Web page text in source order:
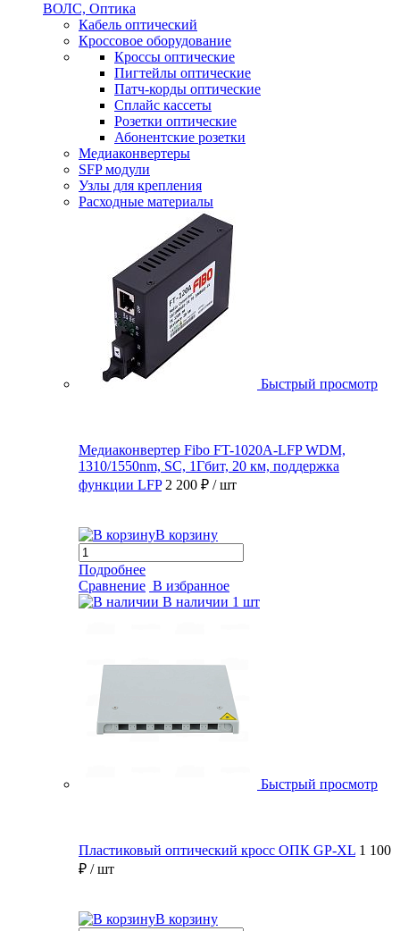
ВОЛС, Оптика
Кабель оптический
Кроссовое оборудование
Кроссы оптические
Пигтейлы оптические
Патч-корды оптические
Сплайс кассеты
Розетки оптические
Абонентские розетки
Медиаконвертеры
SFP модули
Узлы для крепления
Расходные материалы
Быстрый просмотр
Медиаконвертер Fibo FT-1020A-LFP WDM,
1310/1550nm, SC, 1Гбит, 20 км, поддержка
функции LFP 2 200 ₽ / шт
В корзину
Подробнее
Сравнение В избранное
В наличии 1 шт
Быстрый просмотр
Пластиковый оптический кросс ОПК GP-XL 1 100
₽ / шт
В корзину